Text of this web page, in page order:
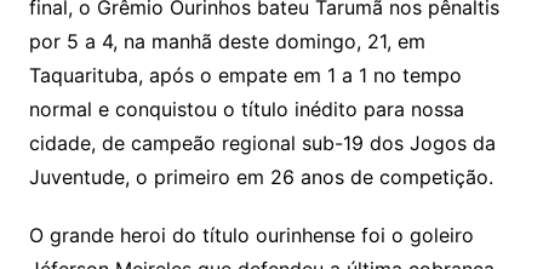
final, o Grêmio Ourinhos bateu Tarumã nos pênaltis
por 5 a 4, na manhã deste domingo, 21, em
Taquarituba, após o empate em 1 a 1 no tempo
normal e conquistou o título inédito para nossa
cidade, de campeão regional sub-19 dos Jogos da
Juventude, o primeiro em 26 anos de competição.
O grande heroi do título ourinhense foi o goleiro